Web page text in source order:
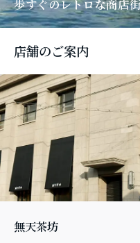
歩すぐのレトロな商店
店舗のご案内
無天茶坊